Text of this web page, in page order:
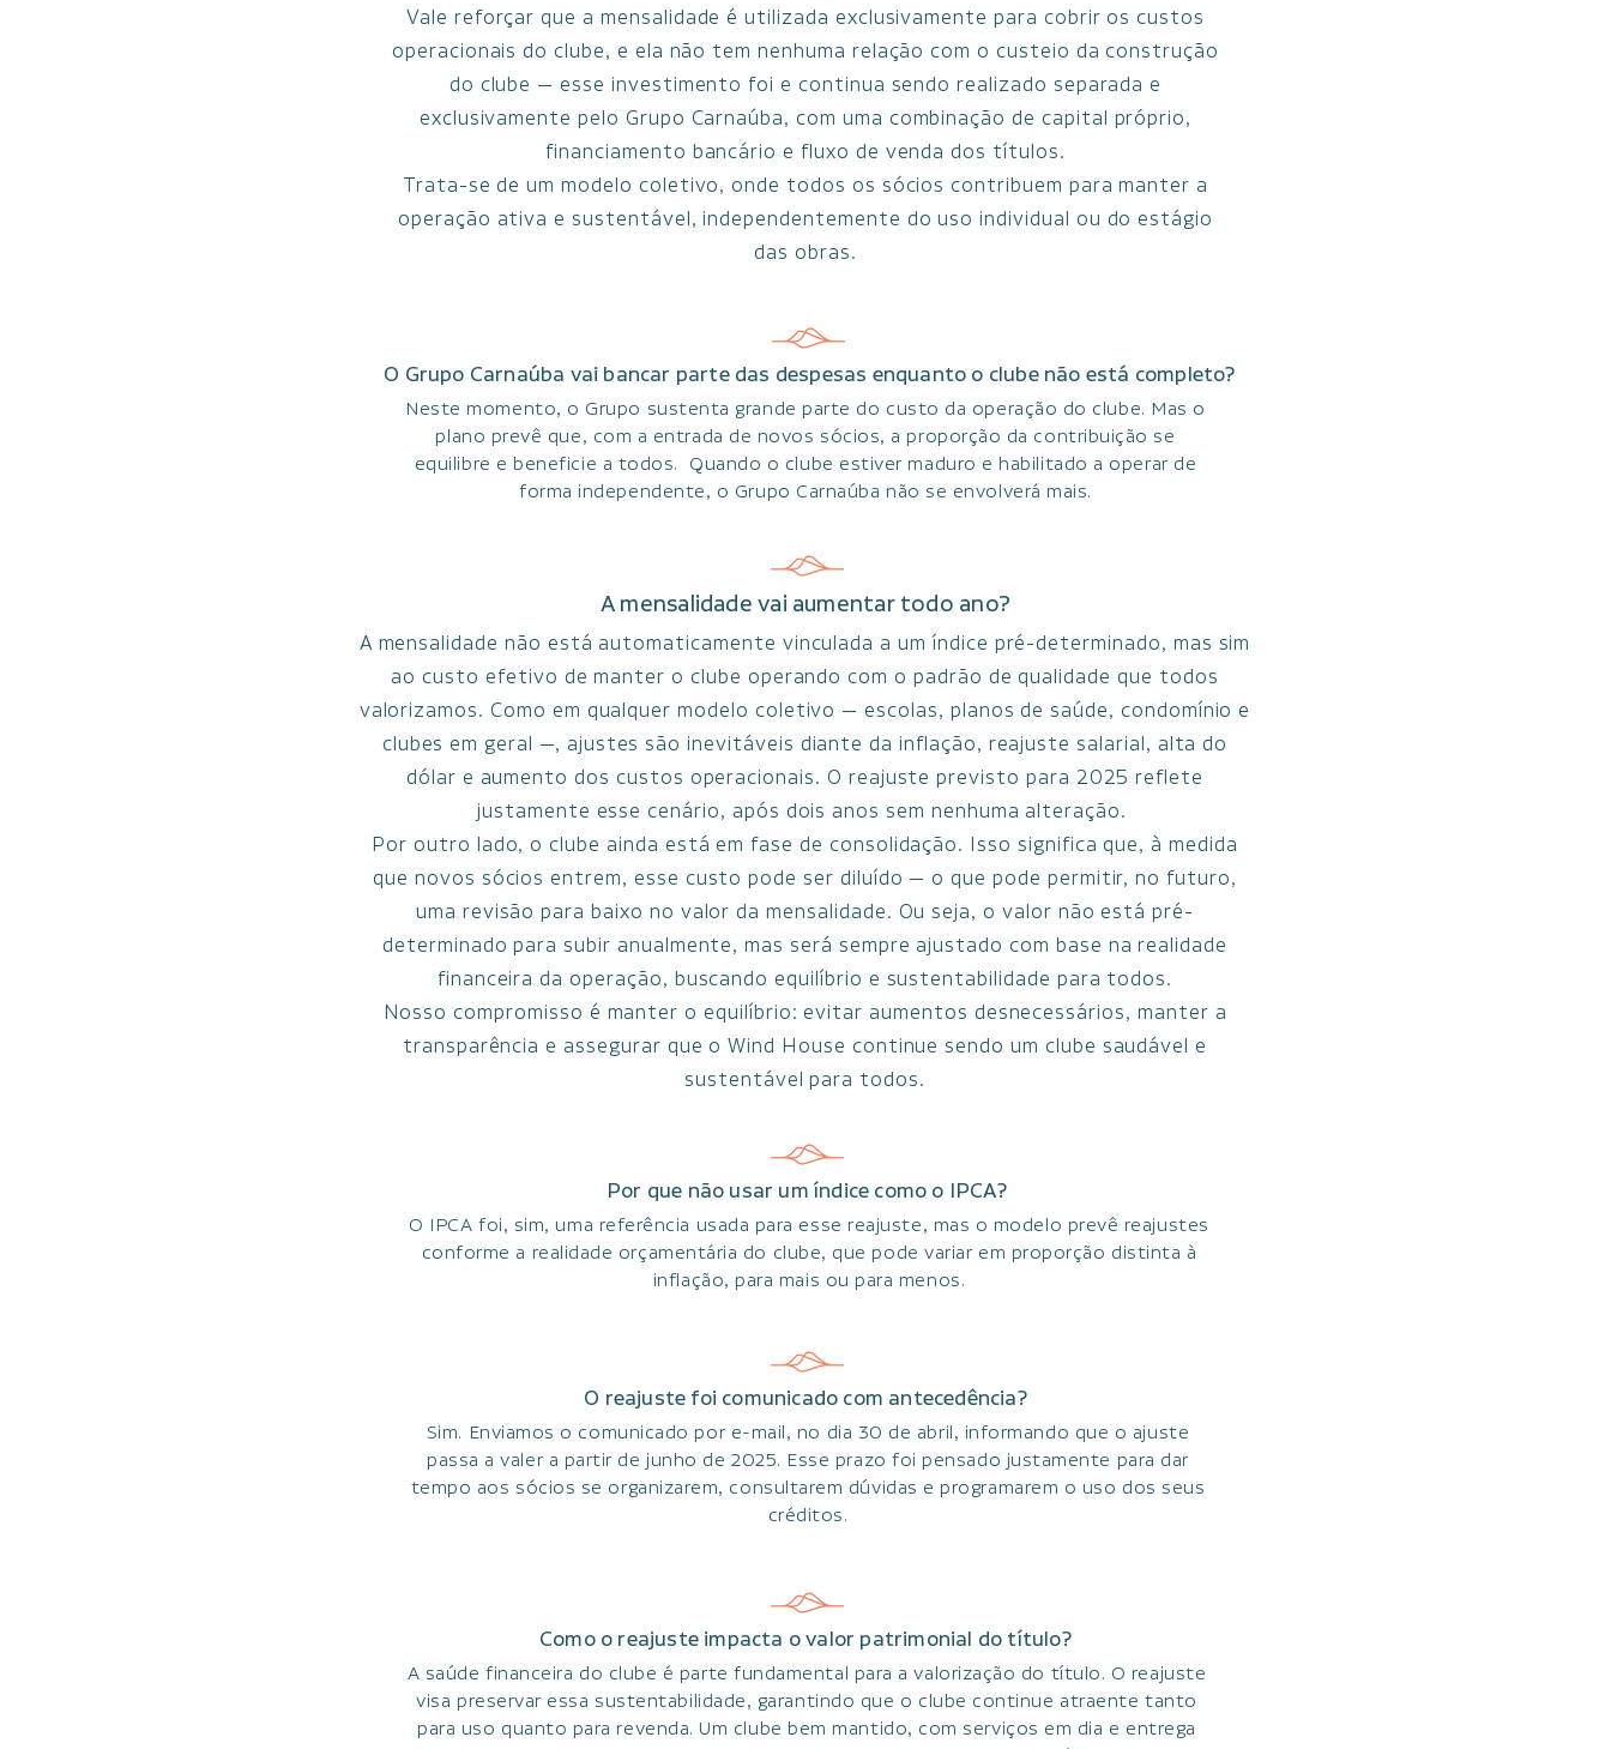
Vale reforçar que a mensalidade é utilizada exclusivamente para cobrir os custos
operacionais do clube, e ela não tem nenhuma relação com o custeio da construção
do clube — esse investimento foi e continua sendo realizado separada e
exclusivamente pelo Grupo Carnaúba, com uma combinação de capital próprio,
financiamento bancário e fluxo de venda dos títulos.
Trata-se de um modelo coletivo, onde todos os sócios contribuem para manter a
operação ativa e sustentável, independentemente do uso individual ou do estágio
das obras.
O Grupo Carnaúba vai bancar parte das despesas enquanto o clube não está completo?
Neste momento, o Grupo sustenta grande parte do custo da operação do clube. Mas o
plano prevê que, com a entrada de novos sócios, a proporção da contribuição se
equilibre e beneficie a todos. Quando o clube estiver maduro e habilitado a operar de
forma independente, o Grupo Carnaúba não se envolverá mais.
A mensalidade vai aumentar todo ano?
A mensalidade não está automaticamente vinculada a um índice pré-determinado, mas sim
ao custo efetivo de manter o clube operando com o padrão de qualidade que todos
valorizamos. Como em qualquer modelo coletivo — escolas, planos de saúde, condomínio e
clubes em geral —, ajustes são inevitáveis diante da inflação, reajuste salarial, alta do
dólar e aumento dos custos operacionais. O reajuste previsto para 2025 reflete
justamente esse cenário, após dois anos sem nenhuma alteração.
Por outro lado, o clube ainda está em fase de consolidação. Isso significa que, à medida
que novos sócios entrem, esse custo pode ser diluído — o que pode permitir, no futuro,
uma revisão para baixo no valor da mensalidade. Ou seja, o valor não está pré-
determinado para subir anualmente, mas será sempre ajustado com base na realidade
financeira da operação, buscando equilíbrio e sustentabilidade para todos.
Nosso compromisso é manter o equilíbrio: evitar aumentos desnecessários, manter a
transparência e assegurar que o Wind House continue sendo um clube saudável e
sustentável para todos.
Por que não usar um índice como o IPCA?
O IPCA foi, sim, uma referência usada para esse reajuste, mas o modelo prevê reajustes
conforme a realidade orçamentária do clube, que pode variar em proporção distinta à
inflação, para mais ou para menos.
O reajuste foi comunicado com antecedência?
Sim. Enviamos o comunicado por e-mail, no dia 30 de abril, informando que o ajuste
passa a valer a partir de junho de 2025. Esse prazo foi pensado justamente para dar
tempo aos sócios se organizarem, consultarem dúvidas e programarem o uso dos seus
créditos.
Como o reajuste impacta o valor patrimonial do título?
A saúde financeira do clube é parte fundamental para a valorização do título. O reajuste
visa preservar essa sustentabilidade, garantindo que o clube continue atraente tanto
para uso quanto para revenda. Um clube bem mantido, com serviços em dia e entrega